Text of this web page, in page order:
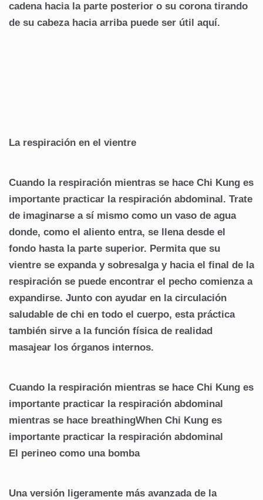
cadena hacia la parte posterior o su corona tirando
de su cabeza hacia arriba puede ser útil aquí.
La respiración en el vientre
Cuando la respiración mientras se hace Chi Kung es
importante practicar la respiración abdominal. Trate
de imaginarse a sí mismo como un vaso de agua
donde, como el aliento entra, se llena desde el
fondo hasta la parte superior. Permita que su
vientre se expanda y sobresalga y hacia el final de la
respiración se puede encontrar el pecho comienza a
expandirse. Junto con ayudar en la circulación
saludable de chi en todo el cuerpo, esta práctica
también sirve a la función física de realidad
masajear los órganos internos.
Cuando la respiración mientras se hace Chi Kung es
importante practicar la respiración abdominal
mientras se hace breathingWhen Chi Kung es
importante practicar la respiración abdominal
El perineo como una bomba
Una versión ligeramente más avanzada de la